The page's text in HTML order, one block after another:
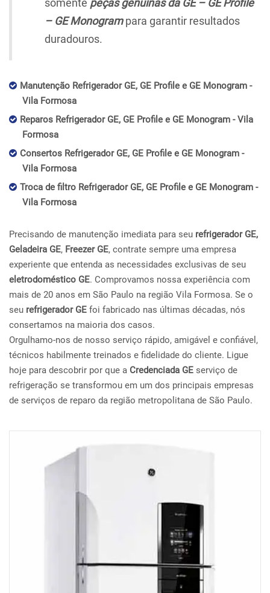
somente peças genuínas da GE – GE Profile
– GE Monogrampara garantir resultados
duradouros.
Manutenção Refrigerador GE, GE Profile e GE Monogram -
Vila Formosa
Reparos Refrigerador GE, GE Profile e GE Monogram - Vila
Formosa
Consertos Refrigerador GE, GE Profile e GE Monogram -
Vila Formosa
Troca de filtro Refrigerador GE, GE Profile e GE Monogram -
Vila Formosa
Precisando de manutenção imediata para seu refrigerador GE,
Geladeira GE, Freezer GE, contrate sempre uma empresa
experiente que entenda as necessidades exclusivas de seu
eletrodoméstico GE. Comprovamos nossa experiência com
mais de 20 anos em São Paulo na região Vila Formosa. Se o
seu refrigerador GE foi fabricado nas últimas décadas, nós
consertamos na maioria dos casos.
Orgulhamo-nos de nosso serviço rápido, amigável e confiável,
técnicos habilmente treinados e fidelidade do cliente. Ligue
hoje para descobrir por que a Credenciada GE serviço de
refrigeração se transformou em um dos principais empresas
de serviços de reparo da região metropolitana de São Paulo.